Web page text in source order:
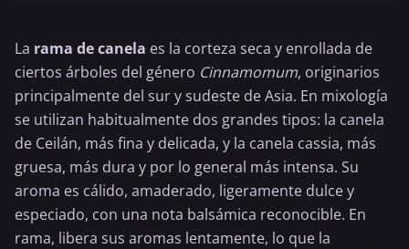
La rama de canela es la corteza seca y enrollada de
ciertos árboles del género Cinnamomum, originarios
principalmente del sur y sudeste de Asia. En mixología
se utilizan habitualmente dos grandes tipos: la canela
de Ceilán, más fina y delicada, y la canela cassia, más
gruesa, más dura y por lo general más intensa. Su
aroma es cálido, amaderado, ligeramente dulce y
especiado, con una nota balsámica reconocible. En
rama, libera sus aromas lentamente, lo que la